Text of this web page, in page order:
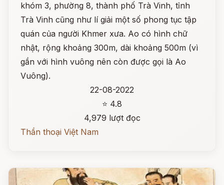
khóm 3, phường 8, thành phố Trà Vinh, tỉnh
Trà Vinh cũng như lí giải một số phong tục tập
quán của người Khmer xưa. Ao có hình chữ
nhật, rộng khoảng 300m, dài khoảng 500m (vì
gần với hình vuông nên còn được gọi là Ao
Vuông).
22-08-2022
⭐ 4.8
4,979 lượt đọc
Thần thoại Việt Nam